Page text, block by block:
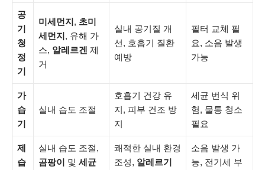
공
기
청
정
기
미세먼지, 초미
세먼지, 유해 가
스, 알레르겐 제
거
실내 공기질 개
선, 호흡기 질환
예방
필터 교체 필
요, 소음 발생
가능
가
습
기
실내 습도 조절
호흡기 건강 유
지, 피부 건조 방
지
세균 번식 위
험, 물통 청소
필요
제
습
실내 습도 조절,
곰팡이 및 세균
쾌적한 실내 환경
조성, 알레르기
소음 발생 가
능, 전기세 부